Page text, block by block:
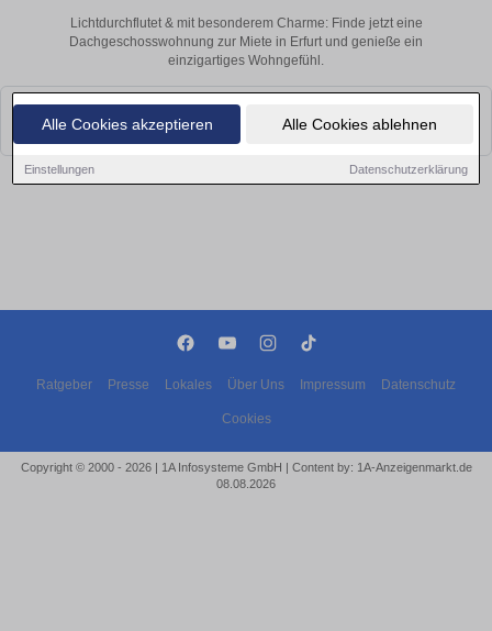
Alle Cookies akzeptieren Alle Cookies ablehnen
Einstellungen Datenschutzerklärung
Lichtdurchflutet & mit besonderem Charme: Finde jetzt eine
Dachgeschosswohnung zur Miete in Erfurt und genieße ein
einzigartiges Wohngefühl.
Leider konnten wir derzeit keine passenden Objekte finden. Schauen Sie
bald wieder vorbei!
Ratgeber Presse Lokales Über Uns Impressum Datenschutz
Cookies
Copyright © 2000 - 2026 | 1A Infosysteme GmbH | Content by: 1A-Anzeigenmarkt.de
08.08.2026